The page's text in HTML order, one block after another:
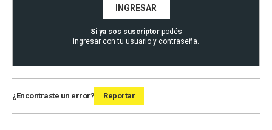
INGRESAR
Si ya sos suscriptorpodés
ingresar con tu usuario y contraseña.
¿Encontraste un error? Reportar